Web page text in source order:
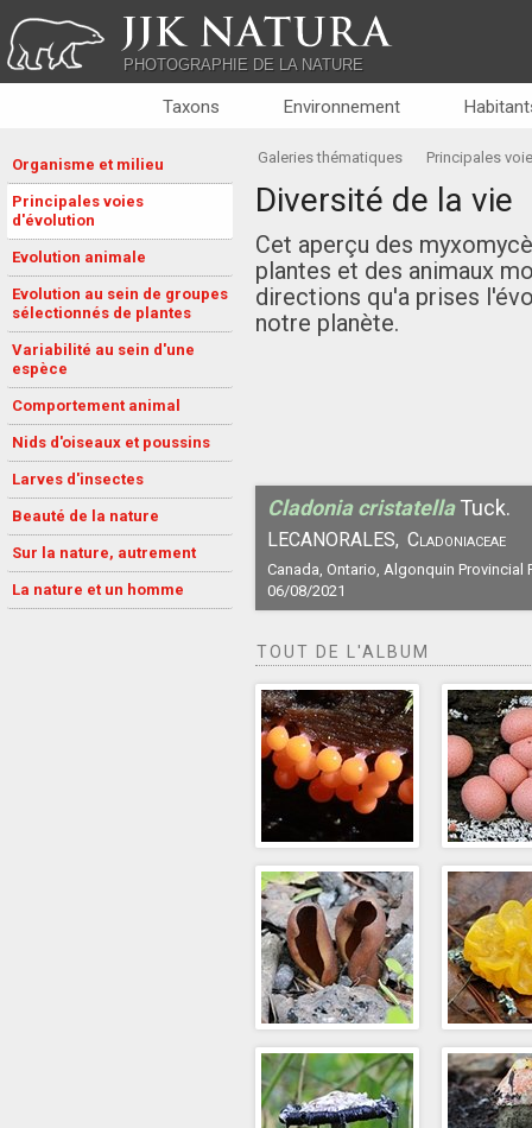
JJK NATURA
PHOTOGRAPHIE DE LA NATURE
Taxons Environnement
Organisme et milieu
Principales voies
d'évolution
Evolution animale
Evolution au sein de groupes
sélectionnés de plantes
Variabilité au sein d'une
espèce
Comportement animal
Nids d'oiseaux et poussins
Larves d'insectes
Beauté de la nature
Sur la nature, autrement
La nature et un homme
Galeries thématiques Principales
Diversité de la vie
Cet aperçu des
plantes et des animaux
directions qu'a prises
notre planète.
Cladonia cristatella Tuck.
LECANORALES, Cladoniaceae
Canada, Ontario, Algonquin Provincial
06/08/2021
TOUT DE L'ALBUM